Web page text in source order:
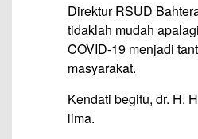
Direktur RSUD
tidaklah mudah
COVID-19 menjadi
masyarakat.
Kendati begitu, dr. H.
lima.